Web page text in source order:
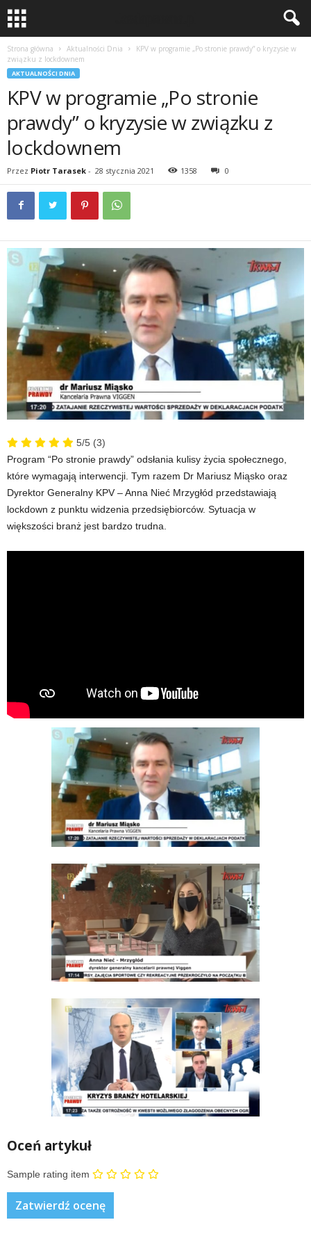
Strona główna Aktualności Dnia
KPV w programie „Po stronie prawdy” o kryzysie w
związku z lockdownem
AKTUALNOŚCI DNIA
KPV w programie „Po stronie
prawdy” o kryzysie w związku z
lockdownem
Przez Piotr Tarasek - 28 stycznia 2021 1358 0
5/5 (3)
Program “Po stronie prawdy” odsłania kulisy życia społecznego,
które wymagają interwencji. Tym razem Dr Mariusz Miąsko oraz
Dyrektor Generalny KPV – Anna Nieć Mrzygłód przedstawiają
lockdown z punktu widzenia przedsiębiorców. Sytuacja w
większości branż jest bardzo trudna.
Oceń artykuł
Sample rating item